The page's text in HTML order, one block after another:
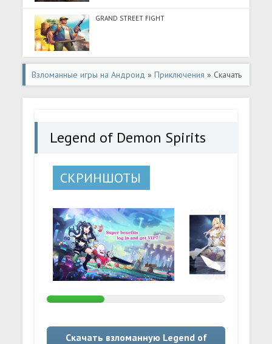
GRAND STREET FIGHT
Взломанные игры на Андроид »Приключения » Скачать
Legend of Demon Spirits (Много монет) на Андроид
Legend of Demon Spirits
СКРИНШОТЫ
Скачать взломанную Legend of